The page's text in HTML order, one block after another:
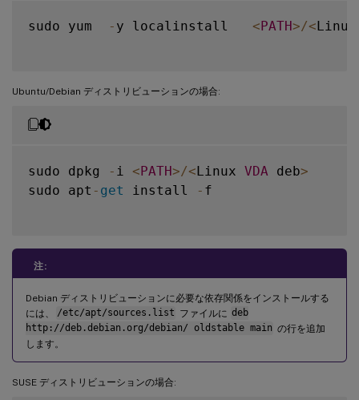
sudo yum - y localinstall <PATH>/<
Ubuntu/Debian ディストリビューションの場合:
sudo dpkg - i <PATH>/<Linux VDA deb>
sudo apt - get install - f
注:
Debian ディストリビューションに必要な依存関係をインストールする
には、
/etc/apt/sources.list ファイルに deb
http://deb.debian.org/debian/ oldstable main の行を追加
します。
SUSE ディストリビューションの場合: